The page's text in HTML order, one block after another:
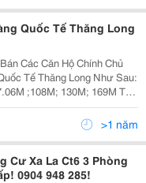
Quốc Tế Thăng Long
Các Căn Hộ Chính Chủ
Tế Thăng Long Như Sau:
;108M; 130M; 169M Tòa
169M2, Tầng Trung, Ban
Nghĩa Tân. Giá Bá
>1 năm
Cư Xa La Ct6 3 Phòng
0904 948 285!